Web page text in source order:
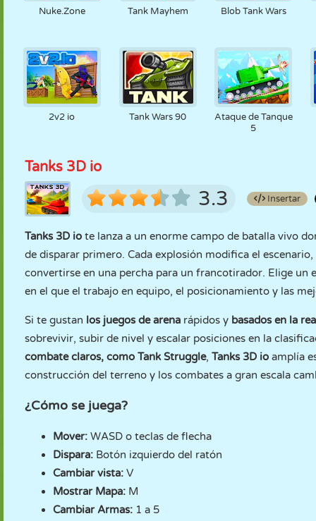
Nuke.Zone Tank Mayhem Blob Tank Wars
2v2 io Tank Wars 90
Ataque de Tanque
5
Tanks 3D io
3.3 Insertar
Tanks 3D io te lanza a un enorme campo de batalla vivo
de disparar primero. Cada explosión modifica el
convertirse en una percha para un francotirador. Elige
en el que el trabajo en equipo, el posicionamiento y las
Si te gustan los juegos de arena rápidos y basados en la
sobrevivir, subir de nivel y escalar posiciones en la
combate claros, como Tank Struggle, Tanks 3D io amplía
construcción del terreno y los combates a gran escala
¿Cómo se juega?
Mover: WASD o teclas de flecha
Dispara: Botón izquierdo del ratón
Cambiar vista: V
Mostrar Mapa: M
Cambiar Armas: 1 a 5